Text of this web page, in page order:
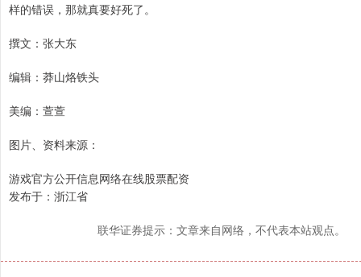
样的错误，那就真要好死了。
撰文：张大东
编辑：莽山烙铁头
美编：萱萱
图片、资料来源：
游戏官方公开信息网络在线股票配资
发布于：浙江省
联华证券提示：文章来自网络，不代表本站观点。